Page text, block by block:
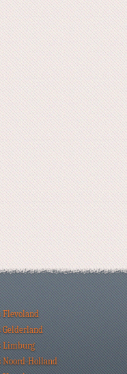
Flevoland
Gelderland
Limburg
Noord-Holland